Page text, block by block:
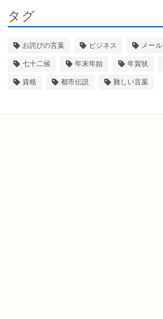
タグ
お詫びの言葉 ビジネス メール
七十二候 年末年始 年賀状
資格 都市伝説 難しい言葉